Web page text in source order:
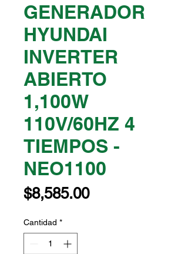
GENERADOR
HYUNDAI
INVERTER
ABIERTO
1,100W
110V/60HZ 4
TIEMPOS -
NEO1100
$8,585.00Precio
Cantidad *